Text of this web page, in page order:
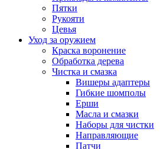
Пятки
Рукояти
Цевья
Уход за оружием
Краска воронение
Обработка дерева
Чистка и смазка
Вишеры адаптеры
Гибкие шомполы
Ерши
Масла и смазки
Наборы для чистки
Направляющие
Патчи